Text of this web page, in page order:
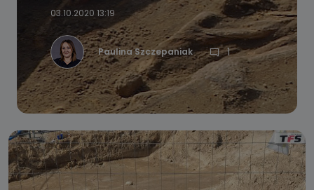
03.10.2020 13:19
Paulina Szczepaniak 1